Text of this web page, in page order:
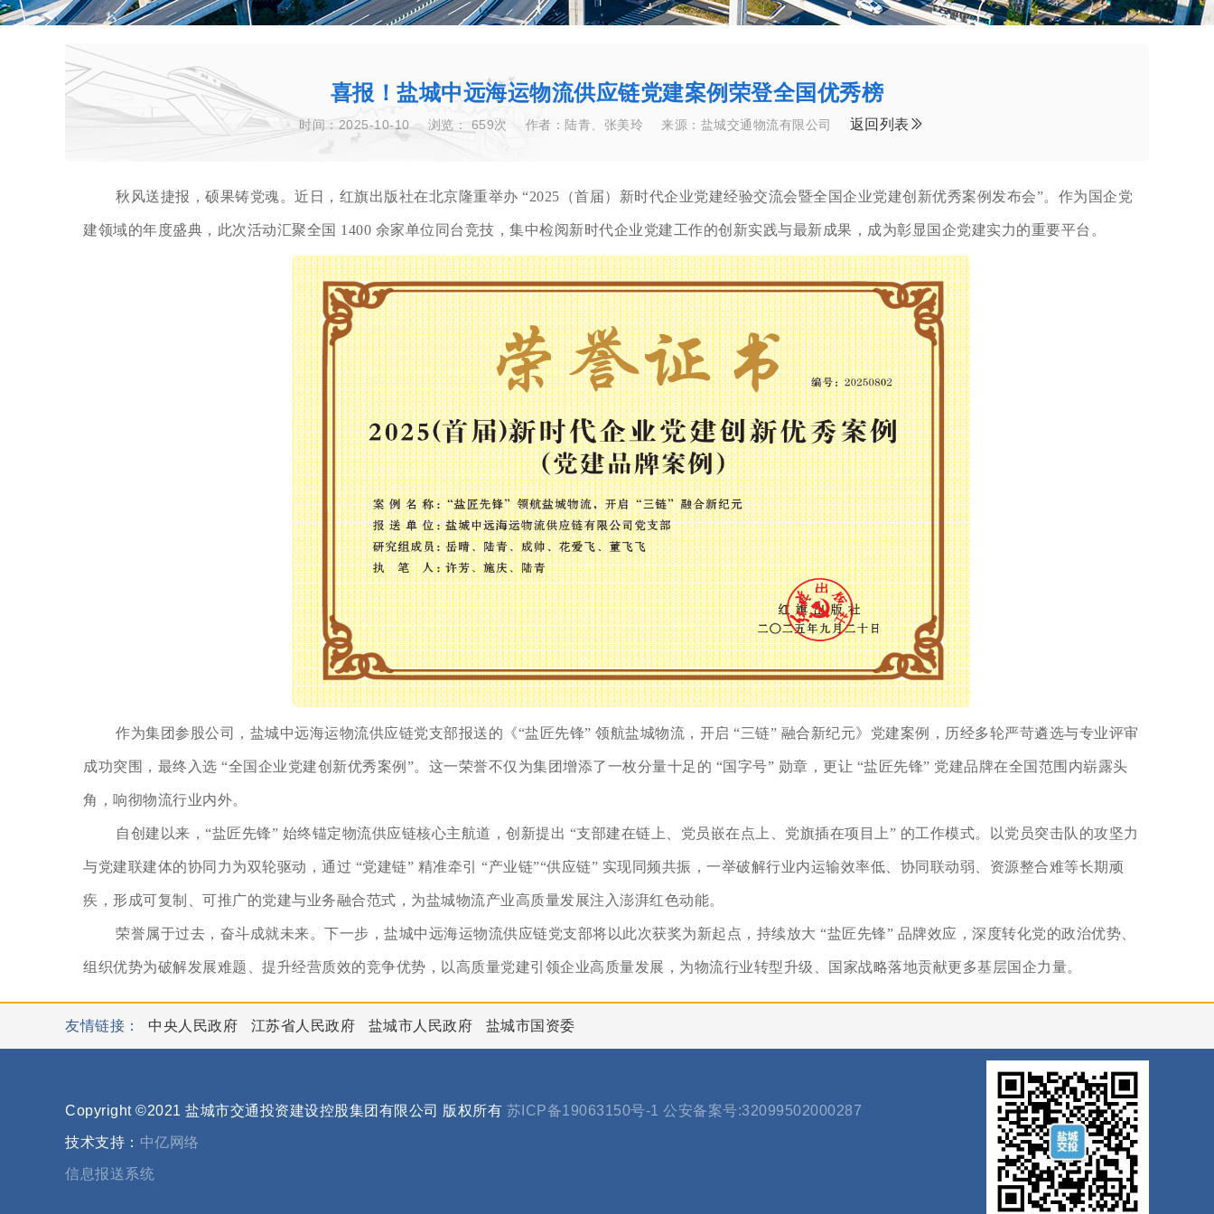
喜报！盐城中远海运物流供应链党建案例荣登全国优秀榜
时间：2025-10-10 浏览： 659次 作者：陆青、张美玲 来源：盐城交通物流有限公司 返回列表
秋风送捷报，硕果铸党魂。近日，红旗出版社在北京隆重举办 “2025（首届）新时代企业党建经验交流会暨全国企业党建创新优秀案例发布会”。作为国企党
建领域的年度盛典，此次活动汇聚全国 1400 余家单位同台竞技，集中检阅新时代企业党建工作的创新实践与最新成果，成为彰显国企党建实力的重要平台。
作为集团参股公司，盐城中远海运物流供应链党支部报送的《“盐匠先锋” 领航盐城物流，开启 “三链” 融合新纪元》党建案例，历经多轮严苛遴选与专业评审
成功突围，最终入选 “全国企业党建创新优秀案例”。这一荣誉不仅为集团增添了一枚分量十足的 “国字号” 勋章，更让 “盐匠先锋” 党建品牌在全国范围内崭露头
角，响彻物流行业内外。
自创建以来，“盐匠先锋” 始终锚定物流供应链核心主航道，创新提出 “支部建在链上、党员嵌在点上、党旗插在项目上” 的工作模式。以党员突击队的攻坚力
与党建联建体的协同力为双轮驱动，通过 “党建链” 精准牵引 “产业链”“供应链” 实现同频共振，一举破解行业内运输效率低、协同联动弱、资源整合难等长期顽
疾，形成可复制、可推广的党建与业务融合范式，为盐城物流产业高质量发展注入澎湃红色动能。
荣誉属于过去，奋斗成就未来。下一步，盐城中远海运物流供应链党支部将以此次获奖为新起点，持续放大 “盐匠先锋” 品牌效应，深度转化党的政治优势、
组织优势为破解发展难题、提升经营质效的竞争优势，以高质量党建引领企业高质量发展，为物流行业转型升级、国家战略落地贡献更多基层国企力量。
友情链接： 中央人民政府 江苏省人民政府 盐城市人民政府 盐城市国资委
Copyright ©2021 盐城市交通投资建设控股集团有限公司 版权所有 苏ICP备19063150号-1 公安备案号:32099502000287
技术支持： 中亿网络
信息报送系统